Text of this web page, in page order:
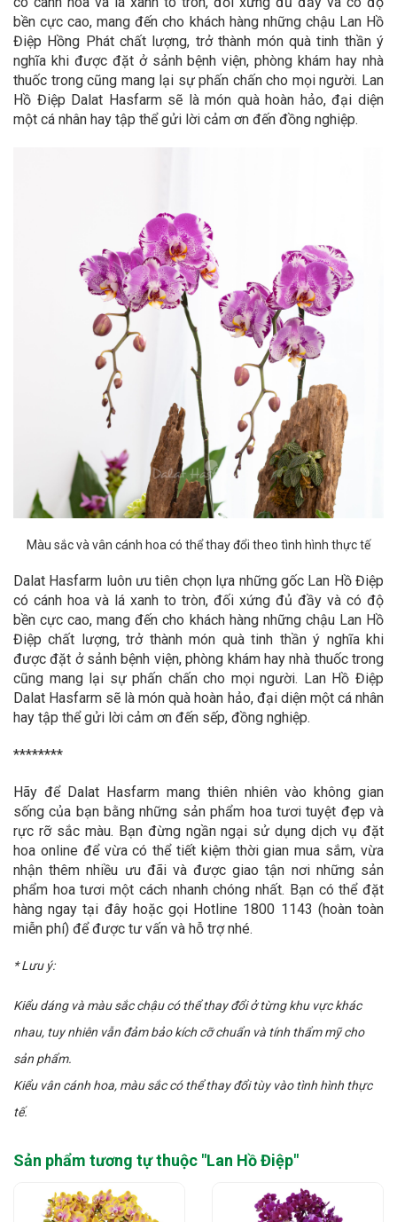
bền cực cao, mang đến cho khách hàng những chậu Lan Hồ
Điệp Hồng Phát chất lượng, trở thành món quà tinh thần ý
nghĩa khi được đặt ở sảnh bệnh viện, phòng khám hay nhà
thuốc trong cũng mang lại sự phấn chấn cho mọi người. Lan
Hồ Điệp Dalat Hasfarm sẽ là món quà hoàn hảo, đại diện
một cá nhân hay tập thể gửi lời cảm ơn đến đồng nghiệp.
Màu sắc và vân cánh hoa có thể thay đổi theo tình hình thực tế
Dalat Hasfarm luôn ưu tiên chọn lựa những gốc Lan Hồ Điệp
có cánh hoa và lá xanh to tròn, đối xứng đủ đầy và có độ
bền cực cao, mang đến cho khách hàng những chậu Lan Hồ
Điệp chất lượng, trở thành món quà tinh thần ý nghĩa khi
được đặt ở sảnh bệnh viện, phòng khám hay nhà thuốc trong
cũng mang lại sự phấn chấn cho mọi người. Lan Hồ Điệp
Dalat Hasfarm sẽ là món quà hoàn hảo, đại diện một cá nhân
hay tập thể gửi lời cảm ơn đến sếp, đồng nghiệp.
********
Hãy để Dalat Hasfarm mang thiên nhiên vào không gian
sống của bạn bằng những sản phẩm hoa tươi tuyệt đẹp và
rực rỡ sắc màu. Bạn đừng ngần ngại sử dụng dịch vụ đặt
hoa online để vừa có thể tiết kiệm thời gian mua sắm, vừa
nhận thêm nhiều ưu đãi và được giao tận nơi những sản
phẩm hoa tươi một cách nhanh chóng nhất. Bạn có thể đặt
hàng ngay tại đây hoặc gọi Hotline 1800 1143 (hoàn toàn
miễn phí) để được tư vấn và hỗ trợ nhé.
* Lưu ý:
Kiểu dáng và màu sắc chậu có thể thay đổi ở từng khu vực khác
nhau, tuy nhiên vẫn đảm bảo kích cỡ chuẩn và tính thẩm mỹ cho
sản phẩm.
Kiểu vân cánh hoa, màu sắc có thể thay đổi tùy vào tình hình thực
tế.
Sản phẩm tương tự thuộc "Lan Hồ Điệp"